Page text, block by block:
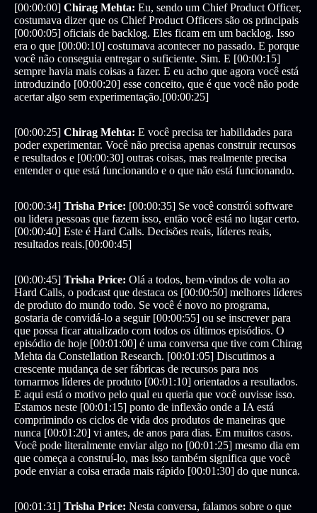
[00:00:00] Chirag Mehta: Eu, sendo um Chief Product Officer,
costumava dizer que os Chief Product Officers são os principais
[00:00:05] oficiais de backlog. Eles ficam em um backlog. Isso
era o que [00:00:10] costumava acontecer no passado. E porque
você não conseguia entregar o suficiente. Sim. E [00:00:15]
sempre havia mais coisas a fazer. E eu acho que agora você está
introduzindo [00:00:20] esse conceito, que é que você não pode
acertar algo sem experimentação.[00:00:25]
[00:00:25] Chirag Mehta: E você precisa ter habilidades para
poder experimentar. Você não precisa apenas construir recursos
e resultados e [00:00:30] outras coisas, mas realmente precisa
entender o que está funcionando e o que não está funcionando.
[00:00:34] Trisha Price: [00:00:35] Se você constrói software
ou lidera pessoas que fazem isso, então você está no lugar certo.
[00:00:40] Este é Hard Calls. Decisões reais, líderes reais,
resultados reais.[00:00:45]
[00:00:45] Trisha Price: Olá a todos, bem-vindos de volta ao
Hard Calls, o podcast que destaca os [00:00:50] melhores líderes
de produto do mundo todo. Se você é novo no programa,
gostaria de convidá-lo a seguir [00:00:55] ou se inscrever para
que possa ficar atualizado com todos os últimos episódios. O
episódio de hoje [00:01:00] é uma conversa que tive com Chirag
Mehta da Constellation Research. [00:01:05] Discutimos a
crescente mudança de ser fábricas de recursos para nos
tornarmos líderes de produto [00:01:10] orientados a resultados.
E aqui está o motivo pelo qual eu queria que você ouvisse isso.
Estamos neste [00:01:15] ponto de inflexão onde a IA está
comprimindo os ciclos de vida dos produtos de maneiras que
nunca [00:01:20] vi antes, de anos para dias. Em muitos casos.
Você pode literalmente enviar algo no [00:01:25] mesmo dia em
que começa a construí-lo, mas isso também significa que você
pode enviar a coisa errada mais rápido [00:01:30] do que nunca.
[00:01:31] Trisha Price: Nesta conversa, falamos sobre o que